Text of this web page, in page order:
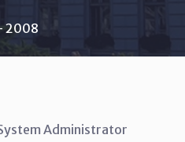
2008
Administrator